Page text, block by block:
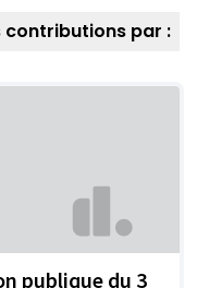
contributions par :
publique du 3